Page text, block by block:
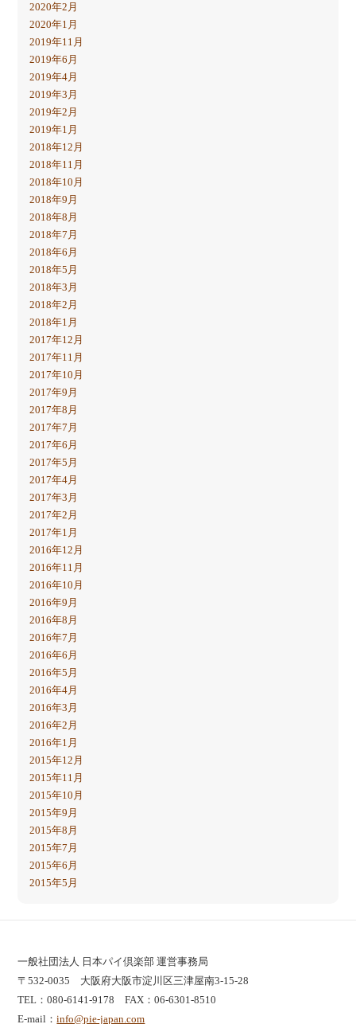
2020年2月
2020年1月
2019年11月
2019年6月
2019年4月
2019年3月
2019年2月
2019年1月
2018年12月
2018年11月
2018年10月
2018年9月
2018年8月
2018年7月
2018年6月
2018年5月
2018年3月
2018年2月
2018年1月
2017年12月
2017年11月
2017年10月
2017年9月
2017年8月
2017年7月
2017年6月
2017年5月
2017年4月
2017年3月
2017年2月
2017年1月
2016年12月
2016年11月
2016年10月
2016年9月
2016年8月
2016年7月
2016年6月
2016年5月
2016年4月
2016年3月
2016年2月
2016年1月
2015年12月
2015年11月
2015年10月
2015年9月
2015年8月
2015年7月
2015年6月
2015年5月
一般社団法人 日本パイ倶楽部 運営事務局
〒532-0035 大阪府大阪市淀川区三津屋南3-15-28
TEL：080-6141-9178 FAX：06-6301-8510
E-mail：info@pie-japan.com